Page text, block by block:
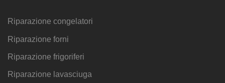
Riparazione congelatori
Riparazione forni
Riparazione frigoriferi
Riparazione lavasciuga